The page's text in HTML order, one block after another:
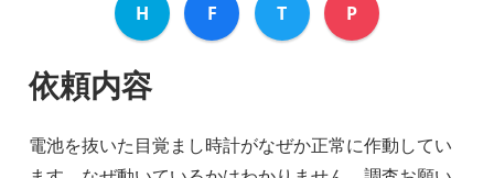
H F T P
依頼内容
電池を抜いた目覚まし時計がなぜか正常に作動してい